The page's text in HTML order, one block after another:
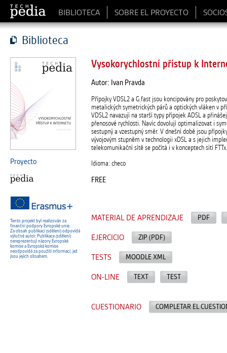
BIBLIOTECA SOBRE EL PROYECTO
Biblioteca
Proyecto
Tento projekt byl realizován za
finanční podpory Evropské unie.
Za obsah publikací (sdělení) odpovídá
výlučně autor. Publikace (sdělení)
nereprezentují názory Evropské
komise a Evropská komise
neodpovídá za použití informací, jež
jsou jejich obsahem.
Vysokorychlostní přístup k
Autor: Ivan Pravda
Přípojky VDSL2 a G.fast jsou koncipovány pro
metalických symetrických párů a optických vláken v
VDSL2 navazují na starší typy přípojek ADSL a
přenosové rychlosti. Navíc dovolují optimalizovat i
sestupný a vzestupný směr. V dnešní době jsou
vývojovým stupněm v technologii xDSL a s jejich
telekomunikační sítě se počítá i v konceptech sítí FTTx.
Idioma: checo
FREE
MATERIAL DE APRENDIZAJE PDF
EJERCICIO ZIP (PDF)
TESTS MOODLE XML
ON-LINE TEXT TEST
CUESTIONARIO COMPLETAR EL